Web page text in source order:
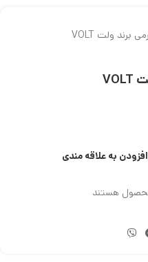
افزودن به علاقه مندی
هستند